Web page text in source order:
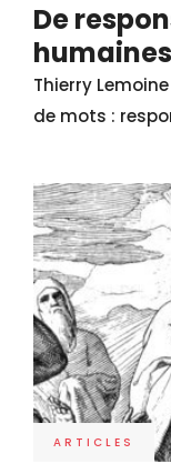
De
Thierry
de mots :
ARTICLES